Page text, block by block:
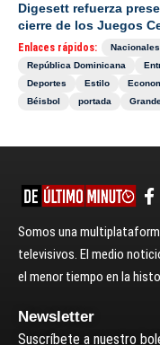
Digesett refuerza
cierre de los Juegos
Enlaces rápidos: Nacionales
República Dominicana
Deportes
Estilo
Béisbol
portada
Somos una
televisivos. El medio
el menor tiempo en la
Newsletter
Suscríbete a nuestro